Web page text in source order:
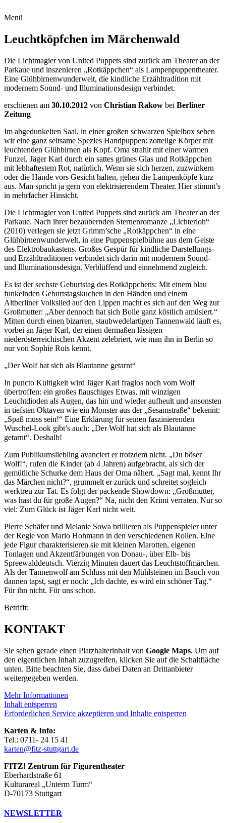
Menü
Leuchtköpfchen im Märchenwald
Die Lichtmagier von United Puppets sind zurück am Theater an der
Parkaue und inszenieren „Rotkäppchen“ als Lampenpuppentheater.
Eine Glühbirnenwunderwelt, die kindliche Erzähltradition mit
modernem Sound- und Illuminationsdesign verbindet.
erschienen am 30.10.2012 von Christian Rakow bei Berliner
Zeitung
Im abgedunkelten Saal, in einer großen schwarzen Spielbox sehen
wir eine ganz seltsame Spezies Handpuppen: zottelige Körper mit
leuchtenden Glühbirnen als Kopf. Oma strahlt mit einer warmen
Funzel, Jäger Karl durch ein sattes grünes Glas und Rotkäppchen
mit lebhaftestem Rot, natürlich. Wenn sie sich herzen, zuzwinkern
oder die Hände vors Gesicht halten, gehen die Lampenköpfe kurz
aus. Man spricht ja gern von elektrisierendem Theater. Hier stimmt’s
in mehrfacher Hinsicht.
Die Lichtmagier von United Puppets sind zurück am Theater an der
Parkaue. Nach ihrer bezaubernden Sternenromanze „Lichterloh“
(2010) verlegen sie jetzt Grimm’sche „Rotkäppchen“ in eine
Glühbirnenwunderwelt, in eine Puppenspielbühne aus dem Geiste
des Elektrobaukastens. Großes Gespür für kindliche Darstellungs-
und Erzähltraditionen verbindet sich darin mit modernem Sound-
und Illuminationsdesign. Verblüffend und einnehmend zugleich.
Es ist der sechste Geburtstag des Rotkäppchens: Mit einem blau
funkelnden Geburtstagskuchen in den Händen und einem
Altberliner Volkslied auf den Lippen macht es sich auf den Weg zur
Großmutter: „Aber dennoch hat sich Bolle ganz köstlich amüsiert.“
Mitten durch einen bizarren, staubwedelartigen Tannenwald läuft es,
vorbei an Jäger Karl, der einen dermaßen lässigen
niederösterreichischen Akzent zelebriert, wie man ihn in Berlin so
nur von Sophie Rois kennt.
„Der Wolf hat sich als Blautanne getarnt“
In puncto Kultigkeit wird Jäger Karl fraglos noch vom Wolf
übertroffen: ein großes flauschiges Etwas, mit winzigen
Leuchtdioden als Augen, das hin und wieder aufheult und ansonsten
in tiefsten Oktaven wie ein Monster aus der „Sesamstraße“ bekennt:
„Spaß muss sein!“ Eine Erklärung für seinen faszinierenden
Wuschel-Look gibt’s auch: „Der Wolf hat sich als Blautanne
getarnt“. Deshalb!
Zum Publikumsliebling avanciert er trotzdem nicht. „Du böser
Wolf!“, rufen die Kinder (ab 4 Jahren) aufgebracht, als sich der
gemütliche Schurke dem Haus der Oma nähert. „Sagt mal, kennt Ihr
das Märchen nicht?“, grummelt er zurück und schreitet sogleich
werktreu zur Tat. Es folgt der packende Showdown: „Großmutter,
was hast du für große Augen?“ Na, nicht den Krimi verraten. Nur so
viel: Zum Glück ist Jäger Karl nicht weit.
Pierre Schäfer und Melanie Sowa brillieren als Puppenspieler unter
der Regie von Mario Hohmann in den verschiedenen Rollen. Eine
jede Figur charakterisieren sie mit kleinen Marotten, eigenen
Tonlagen und Akzentfärbungen von Donau-, über Elb- bis
Spreewalddeutsch. Vierzig Minuten dauert das Leuchtstoffmärchen.
Als der Tannenwolf am Schluss mit den Mühlsteinen im Bauch von
dannen tapst, sagt er noch: „Ich dachte, es wird ein schöner Tag.“
Für ihn nicht. Für uns schon.
Betrifft:
KONTAKT
Sie sehen gerade einen Platzhalterinhalt von Google Maps. Um auf
den eigentlichen Inhalt zuzugreifen, klicken Sie auf die Schaltfläche
unten. Bitte beachten Sie, dass dabei Daten an Drittanbieter
weitergegeben werden.
Mehr Informationen
Inhalt entsperren
Erforderlichen Service akzeptieren und Inhalte entsperren
Karten & Info:
Tel.: 0711- 24 15 41
karten@fitz-stuttgart.de
FITZ! Zentrum für Figurentheater
Eberhardstraße 61
Kulturareal „Unterm Turm“
D-70173 Stuttgart
NEWSLETTER